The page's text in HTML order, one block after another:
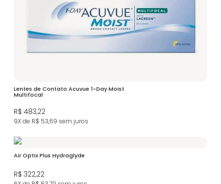
Lentes de Contato Acuvue 1-Day Moist
Multifocal
R$ 483,22
9X de R$ 53,69 sem juros
Air Optix Plus Hydraglyde
R$ 322,22